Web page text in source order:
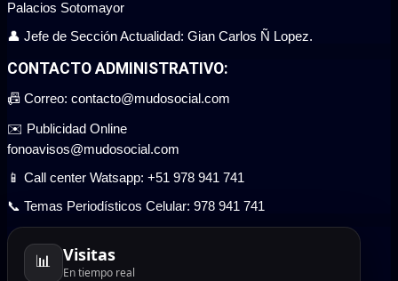
Palacios Sotomayor
👤 Jefe de Sección Actualidad: Gian Carlos Ñ Lopez.
CONTACTO ADMINISTRATIVO:
📠 Correo: contacto@mudosocial.com
✉️ Publicidad Online
fonoavisos@mudosocial.com
📱 Call center Watsapp: +51 978 941 741
📞 Temas Periodísticos Celular: 978 941 741
📊 Visitas
En tiempo real